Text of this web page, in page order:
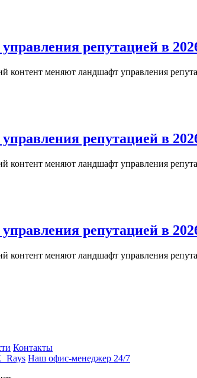
репутацией в
контент меняют ландшафт управления
репутацией в
контент меняют ландшафт управления
репутацией в
контент меняют ландшафт управления
Контакты
Наш офис-менеджер 24/7